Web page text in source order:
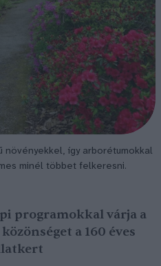
növényekkel, így arborétumokkal
minél többet felkeresni.
programokkal várja a
a 160 éves